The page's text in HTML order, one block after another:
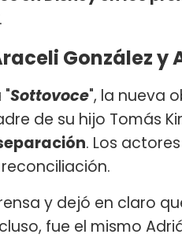
.
González y
Sottovoce", la nueva
de su hijo Tomás
. Los
y dejó en claro
fue el mismo